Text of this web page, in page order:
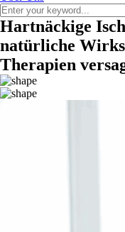
Hartnäckige
natürliche
Therapien